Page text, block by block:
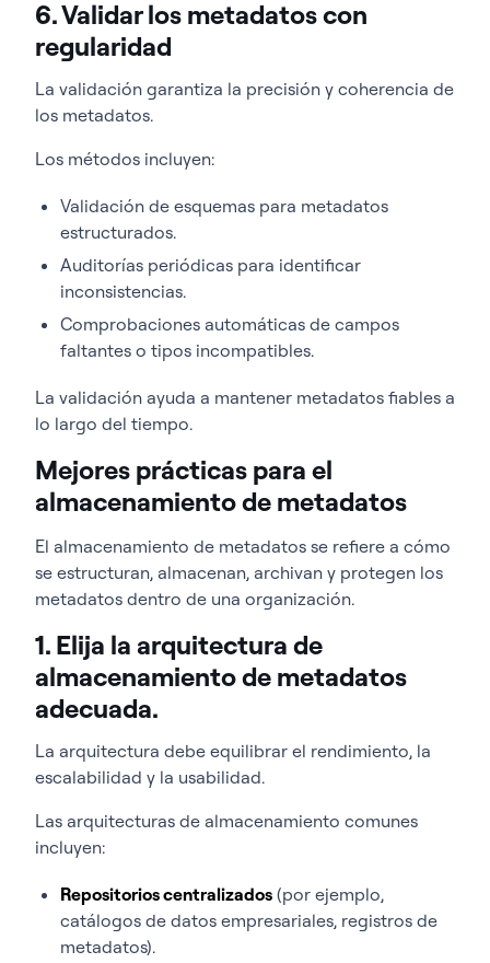
6. Validar los metadatos con
regularidad
La validación garantiza la precisión y coherencia de
los metadatos.
Los métodos incluyen:
Validación de esquemas para metadatos
estructurados.
Auditorías periódicas para identificar
inconsistencias.
Comprobaciones automáticas de campos
faltantes o tipos incompatibles.
La validación ayuda a mantener metadatos fiables a
lo largo del tiempo.
Mejores prácticas para el
almacenamiento de metadatos
El almacenamiento de metadatos se refiere a cómo
se estructuran, almacenan, archivan y protegen los
metadatos dentro de una organización.
1. Elija la arquitectura de
almacenamiento de metadatos
adecuada.
La arquitectura debe equilibrar el rendimiento, la
escalabilidad y la usabilidad.
Las arquitecturas de almacenamiento comunes
incluyen:
Repositorios centralizados (por ejemplo,
catálogos de datos empresariales, registros de
metadatos).